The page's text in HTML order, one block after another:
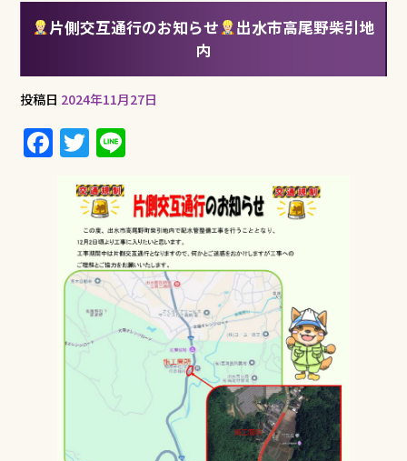
片側交互通行のお知らせ
出水市高尾野柴引地
内
投稿日 2024年11月27日
F
o
k
T
it
te
r
e